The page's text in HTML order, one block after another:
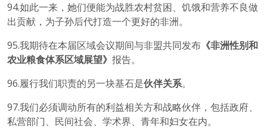
94.如此一来，她们便能为战胜农村贫困、饥饿和营养不良做
出贡献，为子孙后代打造一个更好的非洲。
95.我期待在本届区域会议期间与非盟共同发布 《非洲性别和
农业粮食体系区域展望》 报告。
96.履行我们职责的另一块基石是伙伴关系。
97.我们必须调动所有的利益相关方和战略伙伴，包括政府、
私营部门、民间社会、学术界、青年和妇女在内。